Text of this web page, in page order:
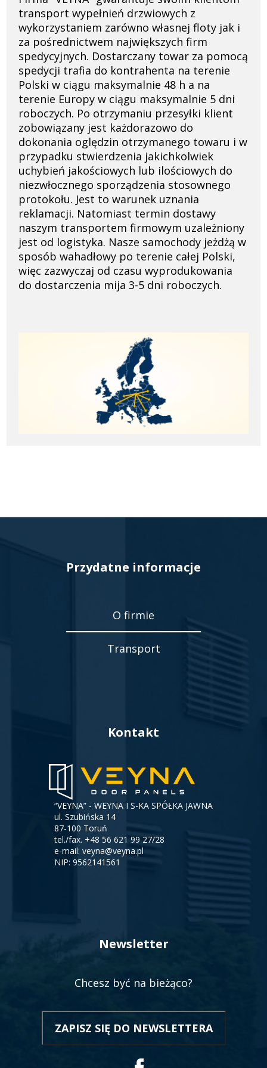
lider
na
rynku
wypełnień
drzwiowych
transport wypełnień drzwiowych z
wykorzystaniem zarówno własnej floty jak i
za pośrednictwem największych firm
spedycyjnych. Dostarczany towar za pomocą
spedycji trafia do kontrahenta na terenie
Polski w ciągu maksymalnie 48 h a na
terenie Europy w ciągu maksymalnie 5 dni
roboczych. Po otrzymaniu przesyłki klient
zobowiązany jest każdorazowo do
dokonania oględzin otrzymanego towaru i w
przypadku stwierdzenia jakichkolwiek
uchybień jakościowych lub ilościowych do
niezwłocznego sporządzenia stosownego
protokołu. Jest to warunek uznania
reklamacji. Natomiast termin dostawy
naszym transportem firmowym uzależniony
jest od logistyka. Nasze samochody jeżdżą w
sposób wahadłowy po terenie całej Polski,
więc zazwyczaj od czasu wyprodukowania
do dostarczenia mija 3-5 dni roboczych.
Przydatne informacje
O firmie
Transport
Kontakt
“VEYNA” - WEYNA I S-KA SPÓŁKA JAWNA
ul. Szubińska 14
87-100 Toruń
tel./fax. +48 56 621 99 27/28
e-mail: veyna@veyna.pl
NIP: 9562141561
Newsletter
Chcesz być na bieżąco?
ZAPISZ SIĘ DO NEWSLETTERAOTWORZY
SIĘ